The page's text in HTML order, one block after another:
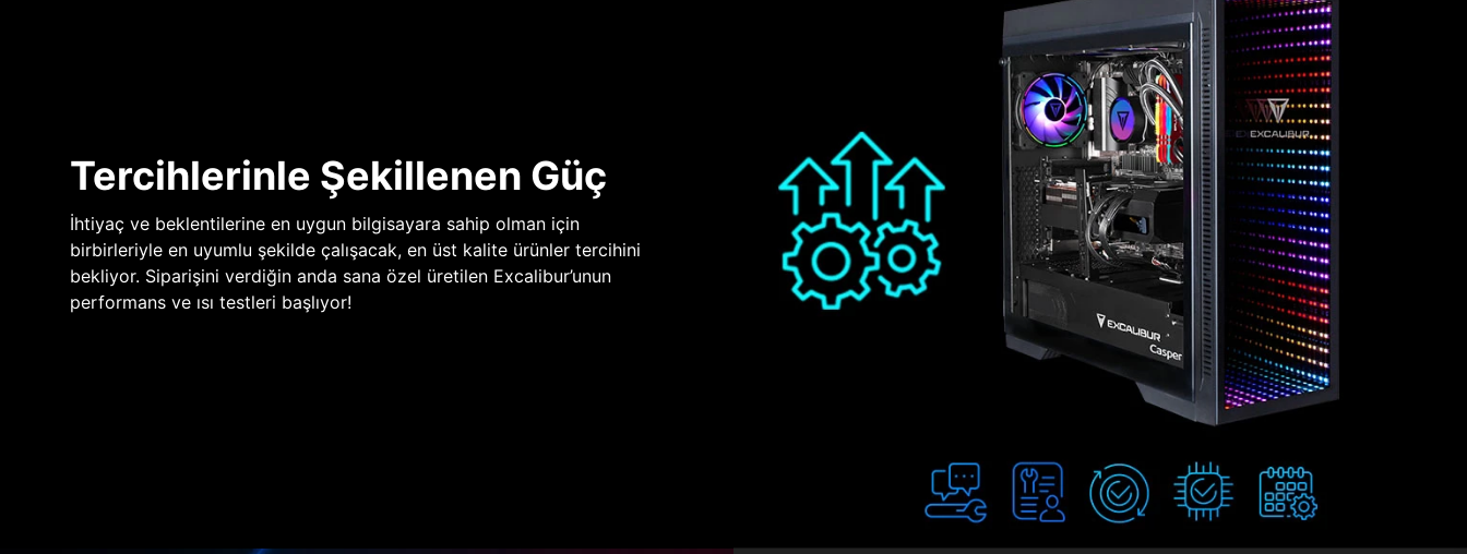
Tercihlerinle Şekillenen Güç
İhtiyaç ve beklentilerine en uygun bilgisayara sahip olman için
birbirleriyle en uyumlu şekilde çalışacak, en üst kalite ürünler tercihini
bekliyor. Siparişini verdiğin anda sana özel üretilen Excalibur’unun
performans ve ısı testleri başlıyor!